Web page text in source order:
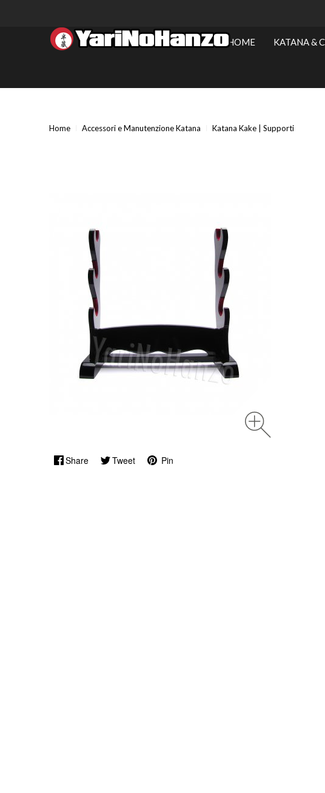
HOME KATANA &
Home Accessori e Manutenzione Katana Katana Kake | Supporti
Share Tweet Pin